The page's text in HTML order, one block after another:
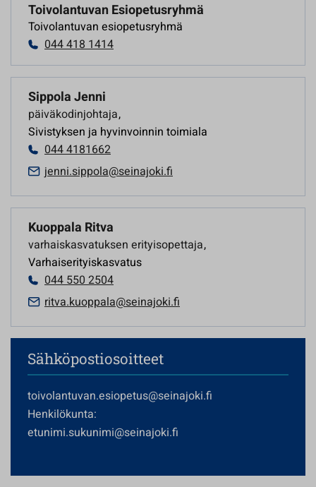
Toivolantuvan Esiopetusryhmä
Toivolantuvan esiopetusryhmä
044 418 1414
Sippola Jenni
päiväkodinjohtaja,
Sivistyksen ja hyvinvoinnin toimiala
044 4181662
jenni.sippola@seinajoki.fi
Kuoppala Ritva
varhaiskasvatuksen erityisopettaja,
Varhaiserityiskasvatus
044 550 2504
ritva.kuoppala@seinajoki.fi
Sähköpostiosoitteet
toivolantuvan.esiopetus@seinajoki.fi
Henkilökunta:
etunimi.sukunimi@seinajoki.fi